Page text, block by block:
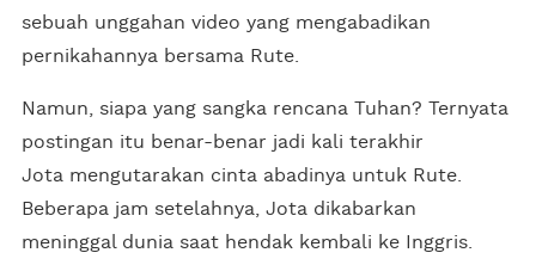
sebuah unggahan video yang mengabadikan
pernikahannya bersama Rute.
Namun, siapa yang sangka rencana Tuhan? Ternyata
postingan itu benar-benar jadi kali terakhir
Jota mengutarakan cinta abadinya untuk Rute.
Beberapa jam setelahnya, Jota dikabarkan
meninggal dunia saat hendak kembali ke Inggris.